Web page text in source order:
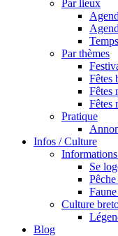
Par lieux
Par thèmes
Fêtes
Fêtes
Fêtes
Pratique
Infos / Culture
Se
Culture
Blog